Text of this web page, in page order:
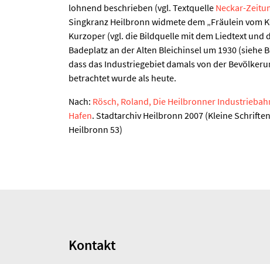
lohnend beschrieben (vgl. Textquelle Neckar-
Singkranz Heilbronn widmete dem „Fräulein vom
Kurzoper (vgl. die Bildquelle mit dem Liedtext und
Badeplatz an der Alten Bleichinsel um 1930 (siehe
dass das Industriegebiet damals von der
betrachtet wurde als heute.
Nach: Rösch, Roland, Die Heilbronner
Hafen. Stadtarchiv Heilbronn 2007 (Kleine
Heilbronn 53)
Kontakt